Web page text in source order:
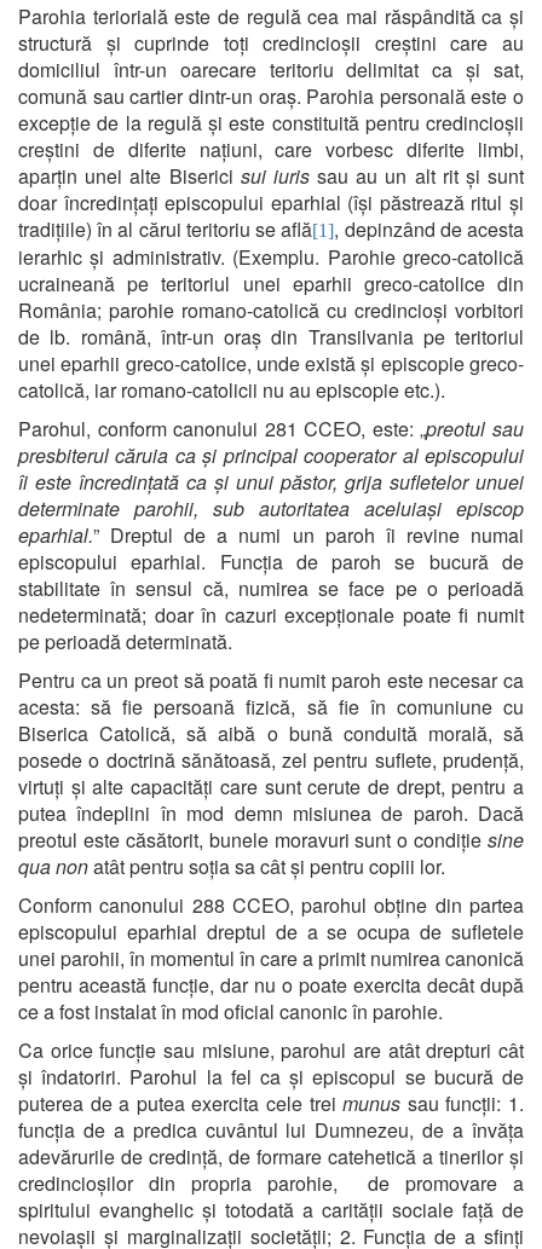
Parohia teriorială este de regulă cea mai răspândită ca și
structură și cuprinde toți credincioșii creștini care au
domiciliul într-un oarecare teritoriu delimitat ca și sat,
comună sau cartier dintr-un oraș. Parohia personală este o
excepție de la regulă și este constituită pentru credincioșii
creștini de diferite națiuni, care vorbesc diferite limbi,
aparțin unei alte Biserici sui iurissau au un alt rit și sunt
doar încredințați episcopului eparhial (își păstrează ritul și
tradițiile) în al cărui teritoriu se află[1], depinzând de acesta
ierarhic și administrativ. (Exemplu. Parohie greco-catolică
ucraineană pe teritoriul unei eparhii greco-catolice din
România; parohie romano-catolică cu credincioși vorbitori
de lb. română, într-un oraș din Transilvania pe teritoriul
unei eparhii greco-catolice, unde există și episcopie greco-
catolică, iar romano-catolicii nu au episcopie etc.).
Parohul, conform canonului 281 CCEO, este: „preotul sau
presbiterul căruia ca și principal cooperator al episcopului
îi este încredințată ca și unui păstor, grija sufletelor unuei
determinate parohii, sub autoritatea aceluiași episcop
eparhial.” Dreptul de a numi un paroh îi revine numai
episcopului eparhial. Funcția de paroh se bucură de
stabilitate în sensul că, numirea se face pe o perioadă
nedeterminată; doar în cazuri excepționale poate fi numit
pe perioadă determinată.
Pentru ca un preot să poată fi numit paroh este necesar ca
acesta: să fie persoană fizică, să fie în comuniune cu
Biserica Catolică, să aibă o bună conduită morală, să
posede o doctrină sănătoasă, zel pentru suflete, prudență,
virtuți și alte capacități care sunt cerute de drept, pentru a
putea îndeplini în mod demn misiunea de paroh. Dacă
preotul este căsătorit, bunele moravuri sunt o condiție sine
qua nonatât pentru soția sa cât și pentru copiii lor.
Conform canonului 288 CCEO, parohul obține din partea
episcopului eparhial dreptul de a se ocupa de sufletele
unei parohii, în momentul în care a primit numirea canonică
pentru această funcție, dar nu o poate exercita decât după
ce a fost instalat în mod oficial canonic în parohie.
Ca orice funcție sau misiune, parohul are atât drepturi cât
și îndatoriri. Parohul la fel ca și episcopul se bucură de
puterea de a putea exercita cele treimunus sau funcții: 1.
funcția de a predica cuvântul lui Dumnezeu, de a învăța
adevărurile de credință, de formare catehetică a tinerilor și
credincioșilor din propria parohie, de promovare a
spiritului evanghelic și totodată a carității sociale față de
nevoiașii și marginalizații societății; 2. Funcția de a sfinți